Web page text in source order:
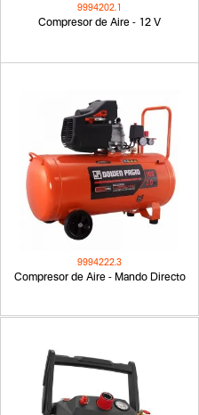
9994202.1
Compresor de Aire - 12 V
9994222.3
Compresor de Aire - Mando Directo